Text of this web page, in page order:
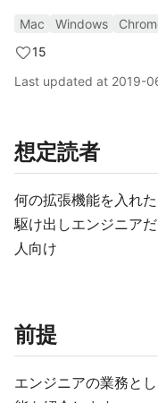
Mac Windows
15
Last updated at 2019-
想定読者
何の拡張機能を入れ
駆け出しエンジニア
人向け
前提
エンジニアの業務と